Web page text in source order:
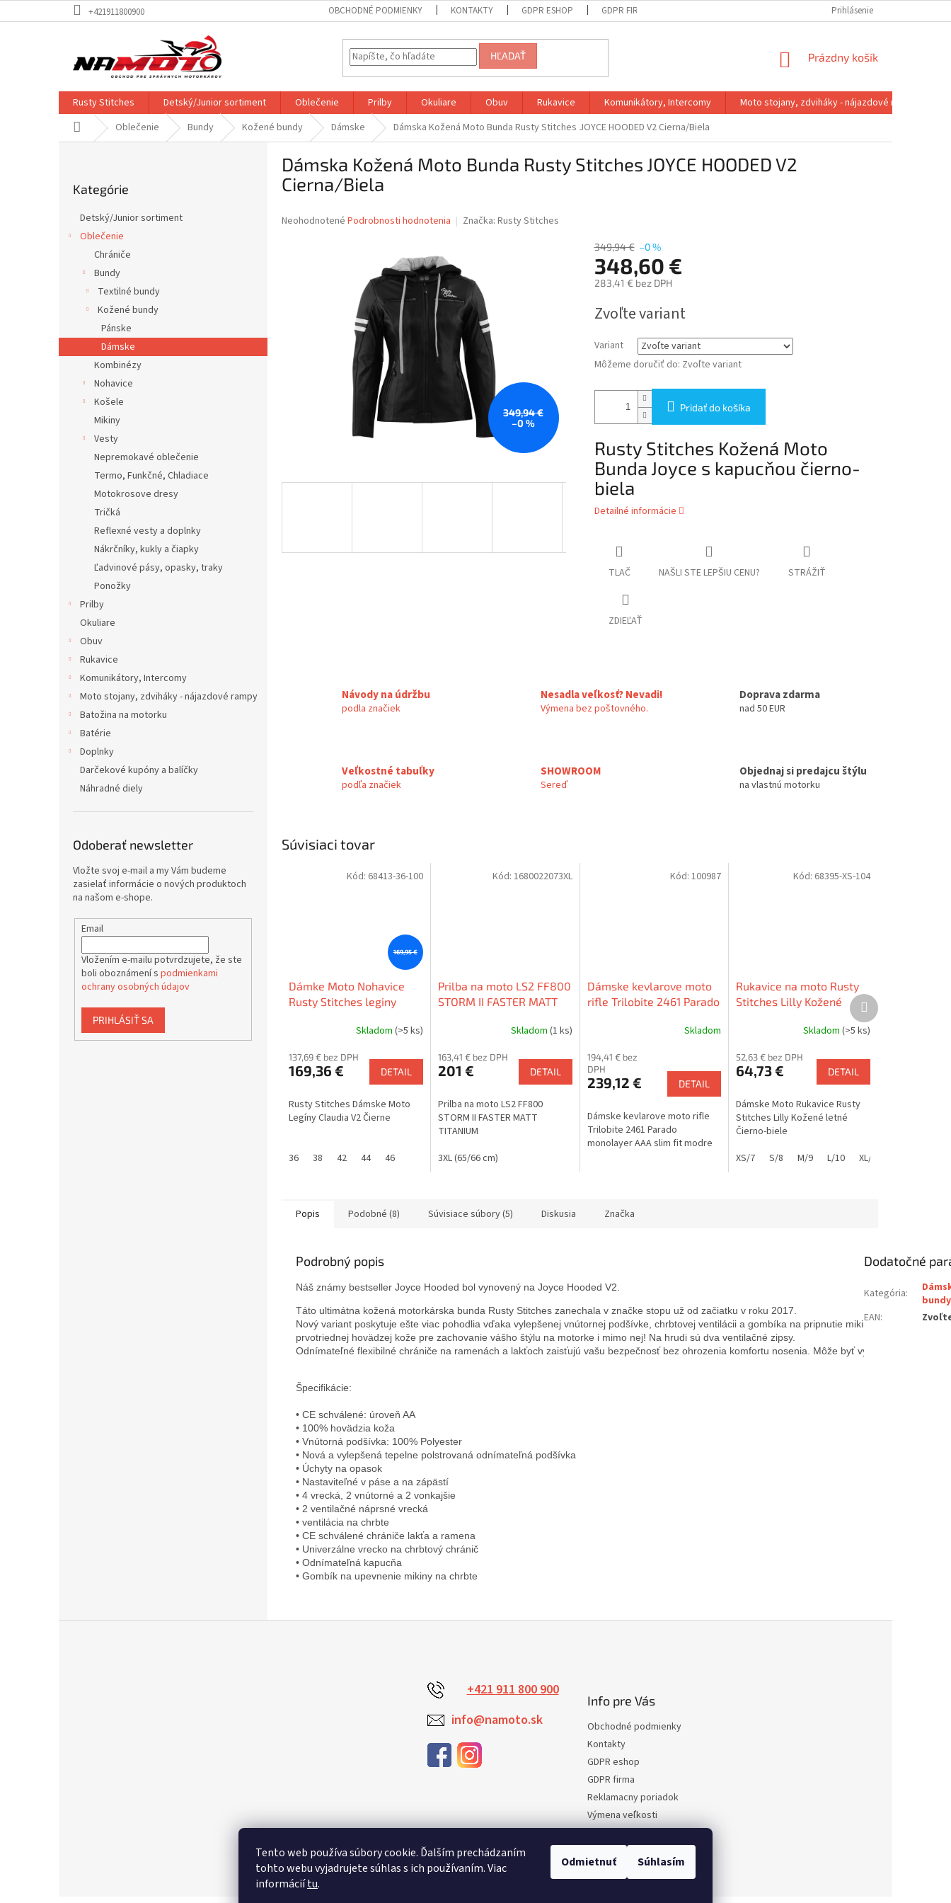
Tento web používa súbory cookie. Ďalším prechádzaním
tohto webu vyjadrujete súhlas s ich používaním. Viac
informáciítu.
Odmietnuť Súhlasím
na
+421911800900 OBCHODNÉ PODMIENKY KONTAKTY GDPR ESHOP GDPR FIRMA VÝMENA VEĽKOSTI
Prihlásenie
HĽADAŤ
NÁKUPNÝ
Prázdny košík
Rusty Stitches Detský/Junior sortiment Oblečenie Prilby Okuliare Obuv Rukavice Komunikátory, Intercomy Moto stojany, zdviháky - nájazdové rampy
Domov Oblečenie Bundy Kožené bundy Dámske Dámska Kožená Moto Bunda Rusty Stitches JOYCE HOODED V2 Cierna/Biela
kategórie
Kategórie
Detský/Junior sortiment
Oblečenie
Chrániče
Bundy
Textilné bundy
Kožené bundy
Pánske
Dámske
Kombinézy
Nohavice
Košele
Mikiny
Vesty
Nepremokavé oblečenie
Termo, Funkčné, Chladiace
Motokrosove dresy
Tričká
Reflexné vesty a doplnky
Nákrčníky, kukly a čiapky
Ľadvinové pásy, opasky, traky
Ponožky
Prilby
Okuliare
Obuv
Rukavice
Komunikátory, Intercomy
Moto stojany, zdviháky - nájazdové rampy
Batožina na motorku
Batérie
Doplnky
Darčekové kupóny a balíčky
Náhradné diely
Odoberať newsletter
Vložte svoj e-mail a my Vám budeme
zasielať informácie o nových produktoch
na našom e-shope.
Email
Vložením e-mailu potvrdzujete, že ste
boli oboznámení s podmienkami
ochrany osobných údajov
PRIHLÁSIŤ SA
Dámska Kožená Moto Bunda Rusty Stitches JOYCE HOODED V2
Cierna/Biela
Priemerné
Neohodnotené Podrobnosti hodnotenia Značka: Rusty Stitches
349,94 €
–0 %
349,94 € –0 %
348,60 €
283,41 € bez DPH
cena:
Zvoľte variant
Variant
Môžeme doručiť do: Zvoľte variant
Pridať do košíka
Rusty Stitches Kožená Moto
Bunda Joyce s kapucňou čierno-
biela
Detailné informácie
TLAČ NAŠLI STE LEPŠIU CENU? STRÁŽIŤ
ZDIEĽAŤ
Návody na údržbu
podla značiek
Nesadla veľkosť? Nevadi!
Výmena bez poštovného.
Doprava zdarma
nad 50 EUR
Veľkostné tabuľky
podľa značiek
SHOWROOM
Sereď
Objednaj si predajcu štýlu
na vlastnú motorku
Súvisiaci tovar
169,95 €
Dámke Moto Nohavice
Rusty Stitches leginy
Skladom (>5 ks)
137,69 € bez DPH
169,36 € DETAIL
Rusty Stitches Dámske Moto
Legíny Claudia V2 Čierne
36 38 42 44 46
Kód: 68413-36-100
Prilba na moto LS2 FF800
STORM II FASTER MATT
Skladom (1 ks)
163,41 € bez DPH
201 € DETAIL
Prilba na moto LS2 FF800
STORM II FASTER MATT
TITANIUM
3XL (65/66 cm)
Kód: 1680022073XL
Dámske kevlarove moto
rifle Trilobite 2461 Parado
Skladom
194,41 € bez
DPH
239,12 € DETAIL
Dámske kevlarove moto rifle
Trilobite 2461 Parado
monolayer AAA slim fit modre
Kód:100987
Rukavice na moto Rusty
Stitches Lilly Kožené
Skladom (>5 ks)
52,63 € bez DPH
64,73 € DETAIL
Dámske Moto Rukavice Rusty
Stitches Lilly Kožené letné
Čierno-biele
XS/7
S/8 M/9 L/10 XL/11
Kód: 68395-XS-104
Ďalší
produkt
Popis Podobné (8) Súvisiace súbory (5) Diskusia Značka
Podrobný popis
Náš známy bestseller Joyce Hooded bol vynovený na Joyce Hooded V2.
Táto ultimátna kožená motorkárska bunda Rusty Stitches zanechala v značke stopu už od začiatku v roku 2017.
Nový variant poskytuje ešte viac pohodlia vďaka vylepšenej vnútornej podšívke, chrbtovej ventilácii a gombíka na pripnutie mikiny. Vyrobená zo
prvotriednej hovädzej kože pre zachovanie vášho štýlu na motorke i mimo nej! Na hrudi sú dva ventilačné zipsy.
Odnímateľné flexibilné chrániče na ramenách a lakťoch zaisťujú vašu bezpečnosť bez ohrozenia komfortu nosenia. Môže byť vylepšená o chránič
Špecifikácie:
• CE schválené: úroveň AA
• 100% hovädzia koža
• Vnútorná podšívka: 100% Polyester
• Nová a vylepšená tepelne polstrovaná odnímateľná podšívka
• Úchyty na opasok
• Nastaviteľné v páse a na zápästí
• 4 vrecká, 2 vnútorné a 2 vonkajšie
• 2 ventilačné náprsné vrecká
• ventilácia na chrbte
• CE schválené chrániče lakťa a ramena
• Univerzálne vrecko na chrbtový chránič
• Odnímateľná kapucňa
• Gombík na upevnenie mikiny na chrbte
Dodatočné
Kategória:
bundy
EAN:
+421 911 800 900
info@namoto.sk
Info pre Vás
Obchodné podmienky
Kontakty
GDPR eshop
GDPR firma
Reklamacny poriadok
Výmena veľkosti
Certifikacia
Moja objednávka